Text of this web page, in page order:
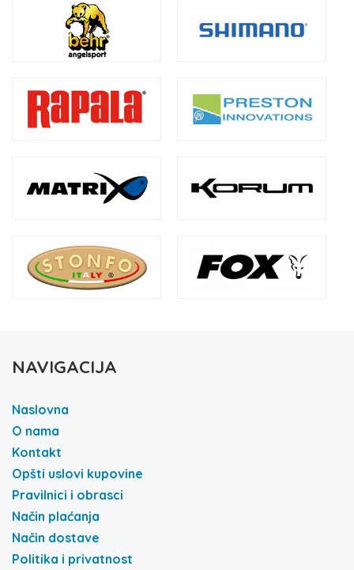
NAVIGACIJA
Naslovna
O nama
Kontakt
Opšti uslovi kupovine
Pravilnici i obrasci
Način plaćanja
Način dostave
Politika i privatnost